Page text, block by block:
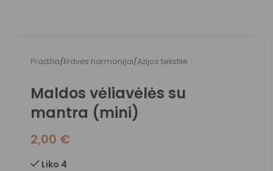
Pradžia/Erdvės harmonijai/Azijos tekstilė
Maldos vėliavėlės su
mantra (mini)
2,00 €
Liko 4